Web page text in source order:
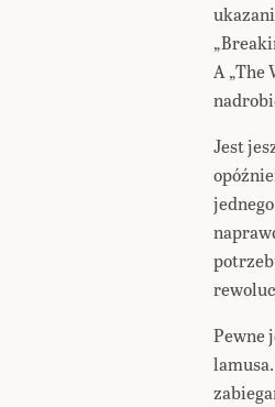
A „The
Jest
Pewne